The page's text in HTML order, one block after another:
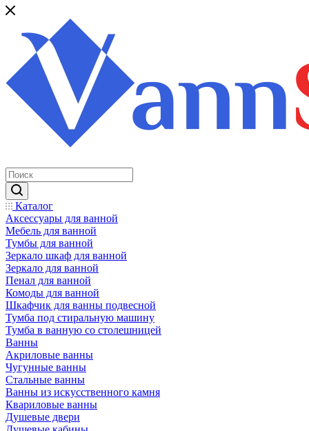
Каталог
Аксессуары для ванной
Мебель для ванной
Тумбы для ванной
Зеркало шкаф для ванной
Зеркало для ванной
Пенал для ванной
Комоды для ванной
Шкафчик для ванны подвесной
Тумба под стиральную машину
Тумба в ванную со столешницей
Ванны
Акриловые ванны
Чугунные ванны
Стальные ванны
Ванны из искусственного камня
Квариловые ванны
Душевые двери